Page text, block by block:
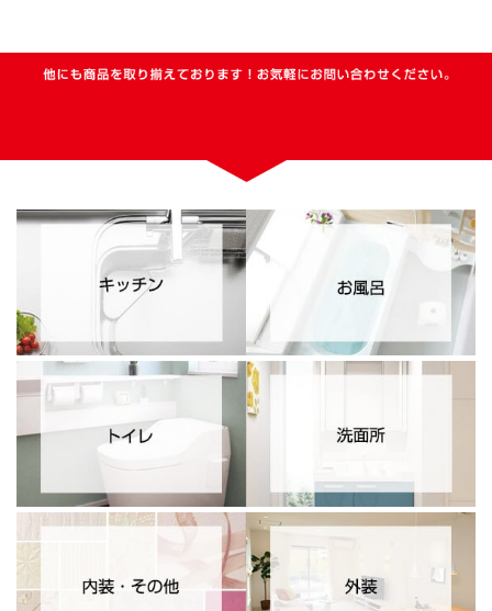
他にも商品を取り揃えております！お気軽にお問い合わせください。